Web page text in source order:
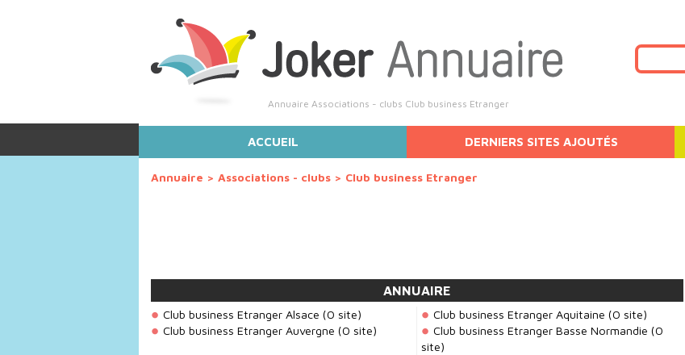
Annuaire Associations - clubs Club business Etranger
ANNUAIRE
ACCUEIL DERNIERS SITES AJOUTÉS
Annuaire > Associations - clubs > Club business Etranger
Club business Etranger Alsace (0 site) Club business Etranger Aquitaine (0 site)
Club business Etranger Auvergne (0 site) Club business Etranger Basse Normandie (0
site)